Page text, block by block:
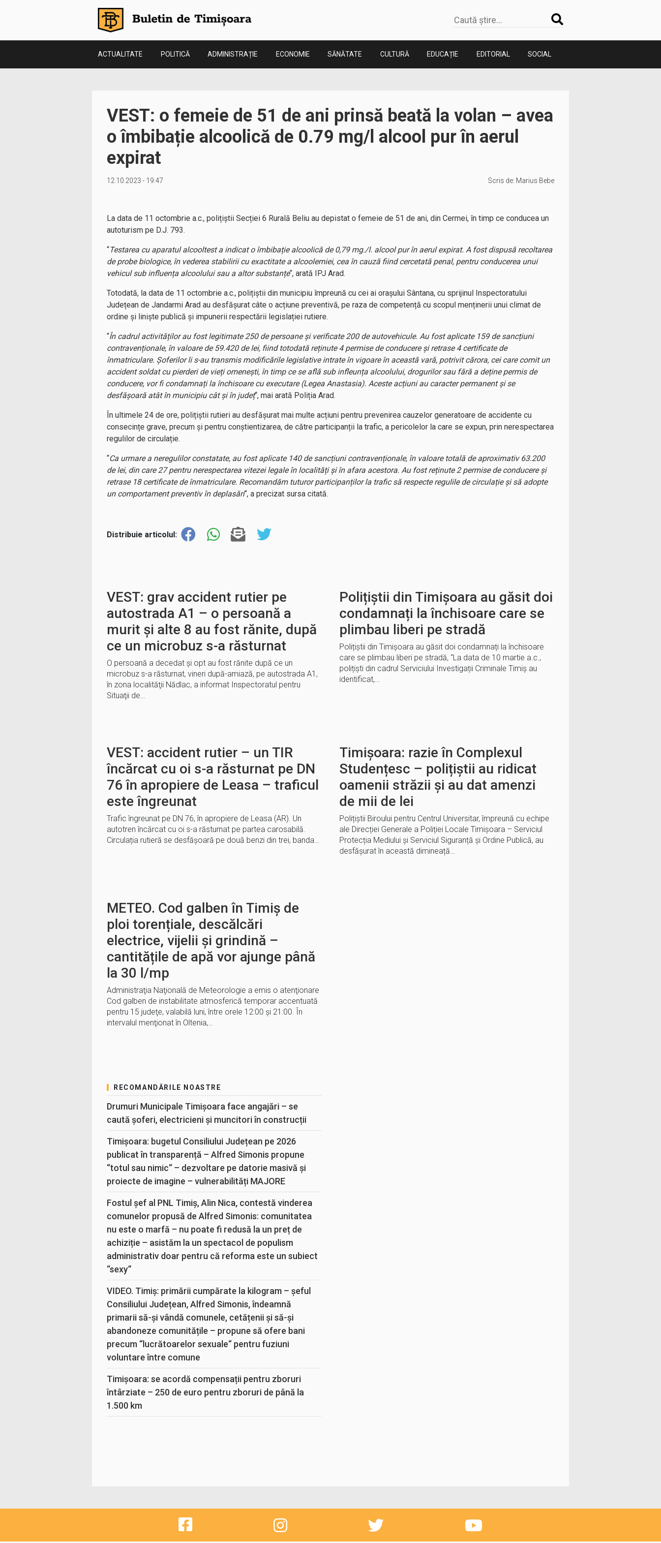
ACTUALITATE POLITICĂ ADMINISTRAȚIE ECONOMIE SĂNĂTATE CULTURĂ EDUCAȚIE EDITORIAL SOCIAL
VEST: o femeie de 51 de ani prinsă beată la volan – avea
o îmbibație alcoolică de 0.79 mg/l alcool pur în aerul
expirat
12.10.2023 - 19:47 Scris de: Marius Bebe
La data de 11 octombrie a.c., polițiștii Secției 6 Rurală Beliu au depistat o femeie de 51 de ani, din Cermei, în timp ce conducea un
autoturism pe D.J. 793.
“Testarea cu aparatul alcooltest a indicat o îmbibație alcoolică de 0,79 mg./l. alcool pur în aerul expirat. A fost dispusă recoltarea
de probe biologice, în vederea stabilirii cu exactitate a alcoolemiei, cea în cauză fiind cercetată penal, pentru conducerea unui
vehicul sub influența alcoolului sau a altor substanțe“, arată IPJ Arad.
Totodată, la data de 11 octombrie a.c., polițiștii din municipiu împreună cu cei ai orașului Sântana, cu sprijinul Inspectoratului
Județean de Jandarmi Arad au desfășurat câte o acțiune preventivă, pe raza de competență cu scopul menținerii unui climat de
ordine și liniște publică și impunerii respectării legislației rutiere.
“În cadrul activităților au fost legitimate 250 de persoane și verificate 200 de autovehicule. Au fost aplicate 159 de sancțiuni
contravenționale, în valoare de 59.420 de lei, fiind totodată reținute 4 permise de conducere și retrase 4 certificate de
înmatriculare. Șoferilor li s-au transmis modificările legislative intrate în vigoare în această vară, potrivit cărora, cei care comit un
accident soldat cu pierderi de vieți omenești, în timp ce se află sub infleunța alcoolului, drogurilor sau fără a deține permis de
conducere, vor fi condamnați la închisoare cu executare (Legea Anastasia). Aceste acțiuni au caracter permanent și se
desfășoară atât în municipiu cât și în județ“, mai arată Poliția Arad.
În ultimele 24 de ore, polițiștii rutieri au desfășurat mai multe acțiuni pentru prevenirea cauzelor generatoare de accidente cu
consecințe grave, precum și pentru conștientizarea, de către participanții la trafic, a pericolelor la care se expun, prin nerespectarea
regulilor de circulație.
“Ca urmare a neregulilor constatate, au fost aplicate 140 de sancțiuni contravenționale, în valoare totală de aproximativ 63.200
de lei, din care 27 pentru nerespectarea vitezei legale în localități și în afara acestora. Au fost reținute 2 permise de conducere și
retrase 18 certificate de înmatriculare. Recomandăm tuturor participanților la trafic să respecte regulile de circulație și să adopte
un comportament preventiv în deplasări“, a precizat sursa citată.
Distribuie articolul:
VEST: grav accident rutier pe
autostrada A1 – o persoană a
murit și alte 8 au fost rănite, după
ce un microbuz s-a răsturnat
O persoană a decedat şi opt au fost rănite după ce un
microbuz s-a răsturnat, vineri după-amiază, pe autostrada A1,
în zona localităţii Nădlac, a informat Inspectoratul pentru
Situaţii de…
Polițiștii din Timișoara au găsit doi
condamnați la închisoare care se
plimbau liberi pe stradă
Polițiștii din Timișoara au găsit doi condamnați la închisoare
care se plimbau liberi pe stradă, “La data de 10 martie a.c.,
polițiști din cadrul Serviciului Investigații Criminale Timiș au
identificat,…
VEST: accident rutier – un TIR
încărcat cu oi s-a răsturnat pe DN
76 în apropiere de Leasa – traficul
este îngreunat
Trafic îngreunat pe DN 76, în apropiere de Leasa (AR). Un
autotren încărcat cu oi s-a răsturnat pe partea carosabilă.
Circulația rutieră se desfășoară pe două benzi din trei, banda…
Timișoara: razie în Complexul
Studențesc – polițiștii au ridicat
oamenii străzii și au dat amenzi
de mii de lei
Polițiștii Biroului pentru Centrul Universitar, împreună cu echipe
ale Direcției Generale a Poliției Locale Timișoara – Serviciul
Protecția Mediului și Serviciul Siguranță și Ordine Publică, au
desfășurat în această dimineață…
METEO. Cod galben în Timiș de
ploi torențiale, descălcări
electrice, vijelii și grindină –
cantitățile de apă vor ajunge până
la 30 l/mp
Administraţia Naţională de Meteorologie a emis o atenţionare
Cod galben de instabilitate atmosferică temporar accentuată
pentru 15 judeţe, valabilă luni, între orele 12:00 şi 21:00. În
intervalul menţionat în Oltenia,…
RECOMANDĂRILE NOASTRE
Drumuri Municipale Timișoara face angajări – se
caută șoferi, electricieni și muncitori în construcții
Timișoara: bugetul Consiliului Județean pe 2026
publicat în transparență – Alfred Simonis propune
“totul sau nimic“ – dezvoltare pe datorie masivă și
proiecte de imagine – vulnerabilități MAJORE
Fostul șef al PNL Timiș, Alin Nica, contestă vinderea
comunelor propusă de Alfred Simonis: comunitatea
nu este o marfă – nu poate fi redusă la un preț de
achiziție – asistăm la un spectacol de populism
administrativ doar pentru că reforma este un subiect
“sexy“
VIDEO. Timiș: primării cumpărate la kilogram – șeful
Consiliului Județean, Alfred Simonis, îndeamnă
primarii să-și vândă comunele, cetățenii și să-și
abandoneze comunitățile – propune să ofere bani
precum “lucrătoarelor sexuale“ pentru fuziuni
voluntare între comune
Timișoara: se acordă compensații pentru zboruri
întârziate – 250 de euro pentru zboruri de până la
1.500 km